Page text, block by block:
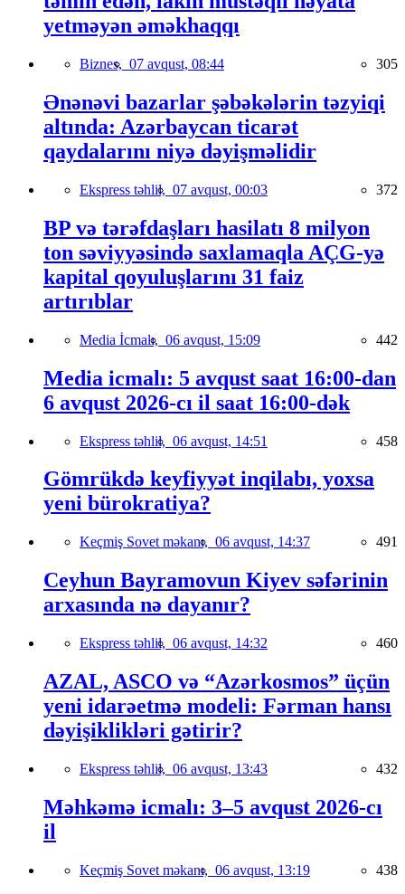
yetməyən əməkhaqqı
Biznes, 07 avqust, 08:44 305
Ənənəvi bazarlar şəbəkələrin təzyiqi
altında: Azərbaycan ticarət
qaydalarını niyə dəyişməlidir
Ekspress təhlil, 07 avqust, 00:03 372
BP və tərəfdaşları hasilatı 8 milyon
ton səviyyəsində saxlamaqla AÇG-yə
kapital qoyuluşlarını 31 faiz
artırıblar
Media İcmalı, 06 avqust, 15:09 442
Media icmalı: 5 avqust saat 16:00-dan
6 avqust 2026-cı il saat 16:00-dək
Ekspress təhlil, 06 avqust, 14:51 458
Gömrükdə keyfiyyət inqilabı, yoxsa
yeni bürokratiya?
Keçmiş Sovet məkanı, 06 avqust, 14:37 491
Ceyhun Bayramovun Kiyev səfərinin
arxasında nə dayanır?
Ekspress təhlil, 06 avqust, 14:32 460
AZAL, ASCO və “Azərkosmos” üçün
yeni idarəetmə modeli: Fərman hansı
dəyişiklikləri gətirir?
Ekspress təhlil, 06 avqust, 13:43 432
Məhkəmə icmalı: 3–5 avqust 2026-cı
il
Keçmiş Sovet məkanı, 06 avqust, 13:19 438